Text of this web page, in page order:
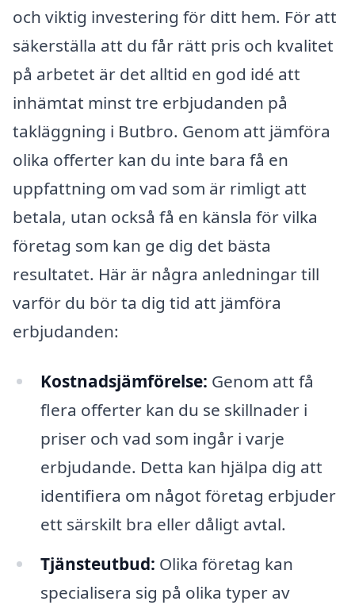
och viktig investering för ditt hem. För att
säkerställa att du får rätt pris och kvalitet
på arbetet är det alltid en god idé att
inhämtat minst tre erbjudanden på
takläggning i Butbro. Genom att jämföra
olika offerter kan du inte bara få en
uppfattning om vad som är rimligt att
betala, utan också få en känsla för vilka
företag som kan ge dig det bästa
resultatet. Här är några anledningar till
varför du bör ta dig tid att jämföra
erbjudanden:
Kostnadsjämförelse: Genom att få
flera offerter kan du se skillnader i
priser och vad som ingår i varje
erbjudande. Detta kan hjälpa dig att
identifiera om något företag erbjuder
ett särskilt bra eller dåligt avtal.
Tjänsteutbud: Olika företag kan
specialisera sig på olika typer av